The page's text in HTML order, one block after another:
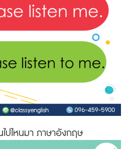
ปไหนมา ภาษาอังกฤษ